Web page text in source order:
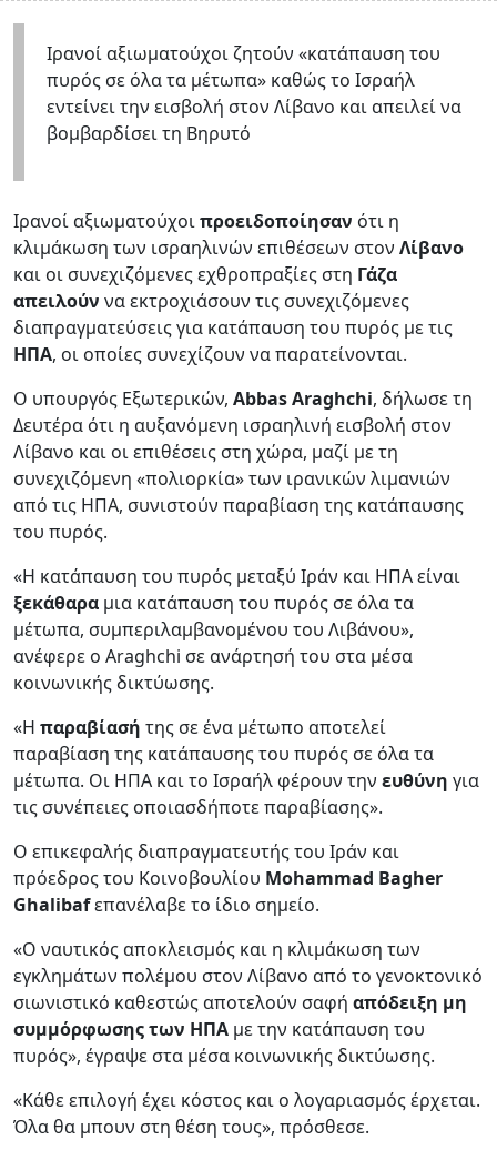
Ιρανοί αξιωματούχοι ζητούν «κατάπαυση του
πυρός σε όλα τα μέτωπα» καθώς το Ισραήλ
εντείνει την εισβολή στον Λίβανο και απειλεί να
βομβαρδίσει τη Βηρυτό
Ιρανοί αξιωματούχοιπροειδοποίησαν ότι η
κλιμάκωση των ισραηλινών επιθέσεων στον Λίβανο
και οι συνεχιζόμενες εχθροπραξίες στη Γάζα
απειλούν να εκτροχιάσουν τις συνεχιζόμενες
διαπραγματεύσεις για κατάπαυση του πυρός με τις
ΗΠΑ, οι οποίες συνεχίζουν να παρατείνονται.
Ο υπουργός Εξωτερικών, Abbas Araghchi, δήλωσε τη
Δευτέρα ότι η αυξανόμενη ισραηλινή εισβολή στον
Λίβανο και οι επιθέσεις στη χώρα, μαζί με τη
συνεχιζόμενη «πολιορκία» των ιρανικών λιμανιών
από τις ΗΠΑ, συνιστούν παραβίαση της κατάπαυσης
του πυρός.
«Η κατάπαυση του πυρός μεταξύ Ιράν και ΗΠΑ είναι
ξεκάθαρα μια κατάπαυση του πυρός σε όλα τα
μέτωπα, συμπεριλαμβανομένου του Λιβάνου»,
ανέφερε ο Araghchi σε ανάρτησή του στα μέσα
κοινωνικής δικτύωσης.
«Η παραβίασή της σε ένα μέτωπο αποτελεί
παραβίαση της κατάπαυσης του πυρός σε όλα τα
μέτωπα. Οι ΗΠΑ και το Ισραήλ φέρουν την ευθύνη για
τις συνέπειες οποιασδήποτε παραβίασης».
Ο επικεφαλής διαπραγματευτής του Ιράν και
πρόεδρος του Κοινοβουλίου Mohammad Bagher
Ghalibafεπανέλαβε το ίδιο σημείο.
«Ο ναυτικός αποκλεισμός και η κλιμάκωση των
εγκλημάτων πολέμου στον Λίβανο από το γενοκτονικό
σιωνιστικό καθεστώς αποτελούν σαφή απόδειξη μη
συμμόρφωσηςτων ΗΠΑ με την κατάπαυση του
πυρός», έγραψε στα μέσα κοινωνικής δικτύωσης.
«Κάθε επιλογή έχει κόστος και ο λογαριασμός έρχεται.
Όλα θα μπουν στη θέση τους», πρόσθεσε.